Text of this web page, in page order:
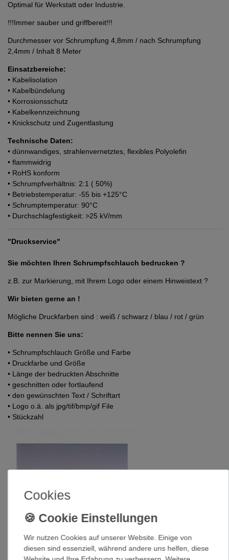
Optimal für Werkstatt oder Industrie.
!!!Immer sauber und griffbereit!!!
Durchmesser vor Schrumpfung 4,8mm / nach Schrumpfung
2,4mm / Inhalt 8 Meter
Einsatzbereiche:
• Kabelisolation
• Kabelbündelung
• Korrosionsschutz
• Kabelkennzeichnung
• Knickschutz und Zugentlastung
Technische Daten:
• dünnwandiges, strahlenvernetztes, flexibles Polyolefin
• flammwidrig
• RoHS konform
• Schrumpfverhältnis: 2:1 ( 50%)
• Betriebstemperatur: -55 bis +125°C
• Schrumptemperatur: 90°C
• Durchschlagfestigkeit: >25 kV/mm
"Druckservice"
Sie möchten Ihren Schrumpfschlauch bedrucken ?
z.B. zur Markierung, mit Ihrem Logo oder einem Hinweistext ?
Wir bieten gerne an !
Mögliche Druckfarben sind : weiß / schwarz / blau / rot / grün
Bitte nennen Sie uns:
• Schrumpfschlauch Größe und Farbe
• Druckfarbe und Größe
• Länge der bedruckten Abschnitte
• geschnitten oder fortlaufend
• den gewünschten Text / Schriftart
• Logo o.ä. als jpg/tif/bmp/gif File
• Stückzahl
Cookies
Wir nutzen Cookies auf unserer Website. Einige von
diesen sind essenziell, während andere uns helfen, diese